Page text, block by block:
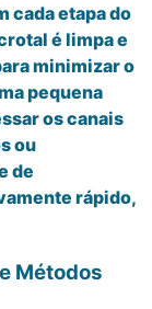
cada etapa do
é limpa e
minimizar o
pequena
os canais
ou
de
rápido,
Métodos